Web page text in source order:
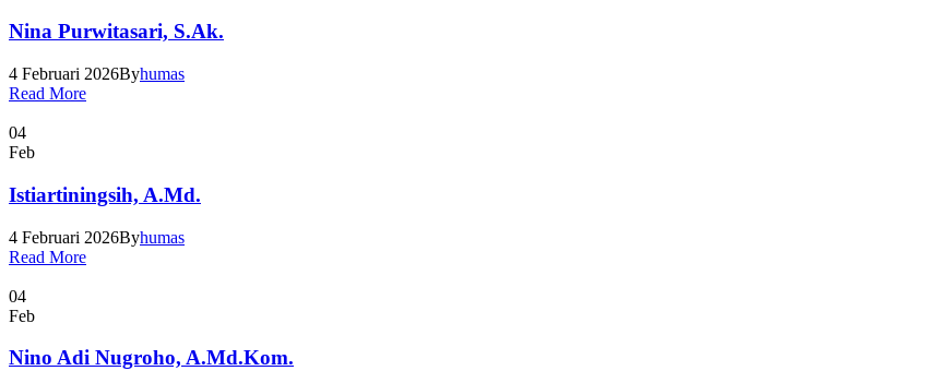
Nina Purwitasari, S.Ak.
4 Februari 2026Byhumas
Read More
04
Feb
Istiartiningsih, A.Md.
4 Februari 2026Byhumas
Read More
04
Feb
Nino Adi Nugroho, A.Md.Kom.